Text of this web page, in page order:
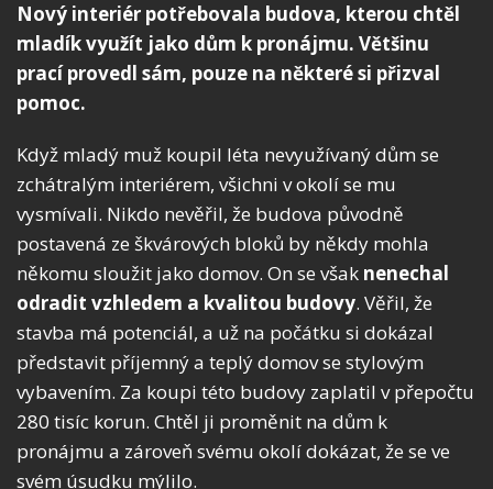
Nový interiér potřebovala budova, kterou chtěl
mladík využít jako dům k pronájmu. Většinu
prací provedl sám, pouze na některé si přizval
pomoc.
Když mladý muž koupil léta nevyužívaný dům se
zchátralým interiérem, všichni v okolí se mu
vysmívali. Nikdo nevěřil, že budova původně
postavená ze škvárových bloků by někdy mohla
někomu sloužit jako domov. On se však nenechal
odradit vzhledem a kvalitou budovy. Věřil, že
stavba má potenciál, a už na počátku si dokázal
představit příjemný a teplý domov se stylovým
vybavením. Za koupi této budovy zaplatil v přepočtu
280 tisíc korun. Chtěl ji proměnit na dům k
pronájmu a zároveň svému okolí dokázat, že se ve
svém úsudku mýlilo.